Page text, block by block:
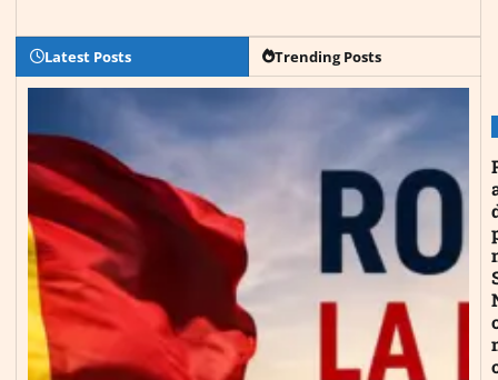
Latest Posts Trending Posts